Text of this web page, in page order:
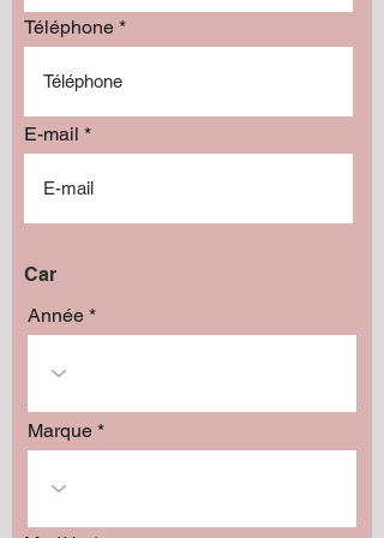
Téléphone
E-mail
Car
Année
Marque